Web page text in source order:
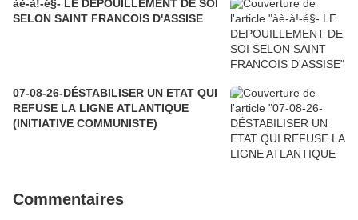
àè-à!-é§- LE DEPOUILLEMENT DE SOI
SELON SAINT FRANCOIS D'ASSISE
07-08-26-DÉSTABILISER UN ETAT QUI
REFUSE LA LIGNE ATLANTIQUE
(INITIATIVE COMMUNISTE)
Commentaires